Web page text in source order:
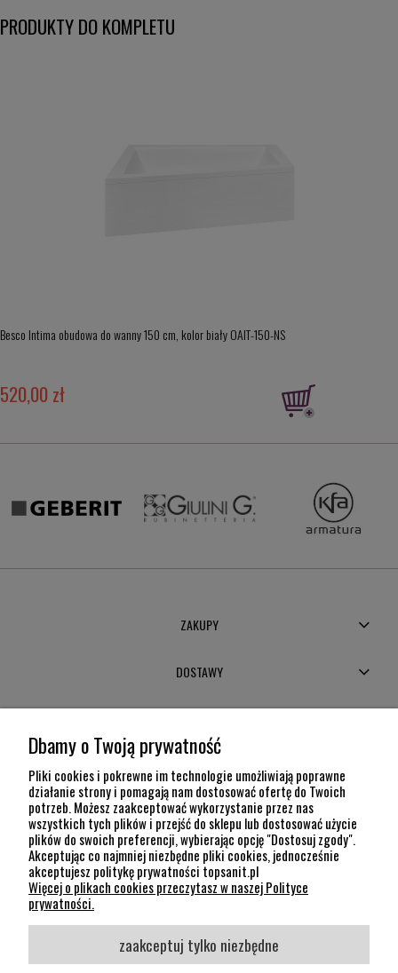
PRODUKTY DO KOMPLETU
Besco Intima obudowa do wanny 150 cm, kolor biały OAIT-150-NS
520,00 zł
ZAKUPY
DOSTAWY
POMOC
INFORMACJE
KONTAKT
12 307 26 20
Kraków, 30-704 Na Dołach 8
SOCIAL MEDIA
Śledź nas
Dbamy o Twoją prywatność
Pliki cookies i pokrewne im technologie umożliwiają poprawne
działanie strony i pomagają nam dostosować ofertę do Twoich
potrzeb. Możesz zaakceptować wykorzystanie przez nas
wszystkich tych plików i przejść do sklepu lub dostosować użycie
plików do swoich preferencji, wybierając opcję "Dostosuj zgody".
Akceptując co najmniej niezbędne pliki cookies, jednocześnie
akceptujesz politykę prywatności topsanit.pl
Więcej o plikach cookies przeczytasz w naszej Polityce
prywatności.
zaakceptuj tylko niezbędne